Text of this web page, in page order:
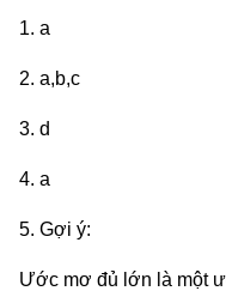
1. a
2. a,b,c
3. d
4. a
5. Gợi ý:
Ước mơ đủ lớn là một